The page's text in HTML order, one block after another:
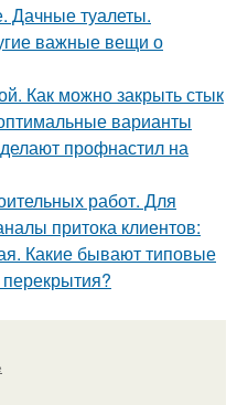
Дачные туалеты.
важные вещи о
Как можно закрыть стык
варианты
профнастил на
работ. Для
притока клиентов:
Какие бывают типовые